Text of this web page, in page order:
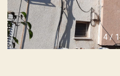
1
/
4